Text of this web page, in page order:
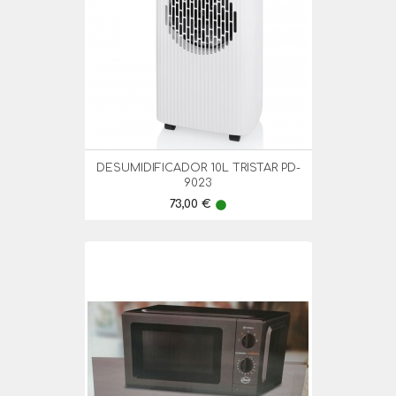
DESUMIDIFICADOR 10L TRISTAR PD-
9023
Preço
73,00 € lens